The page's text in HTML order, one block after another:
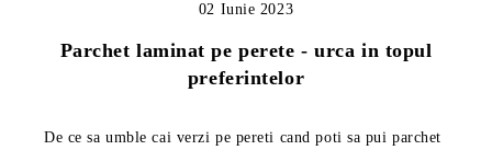
Parchet laminat pe perete - urca in topul
preferintelor
02 Iunie 2023
De ce sa umble cai verzi pe pereti cand poti sa pui parchet